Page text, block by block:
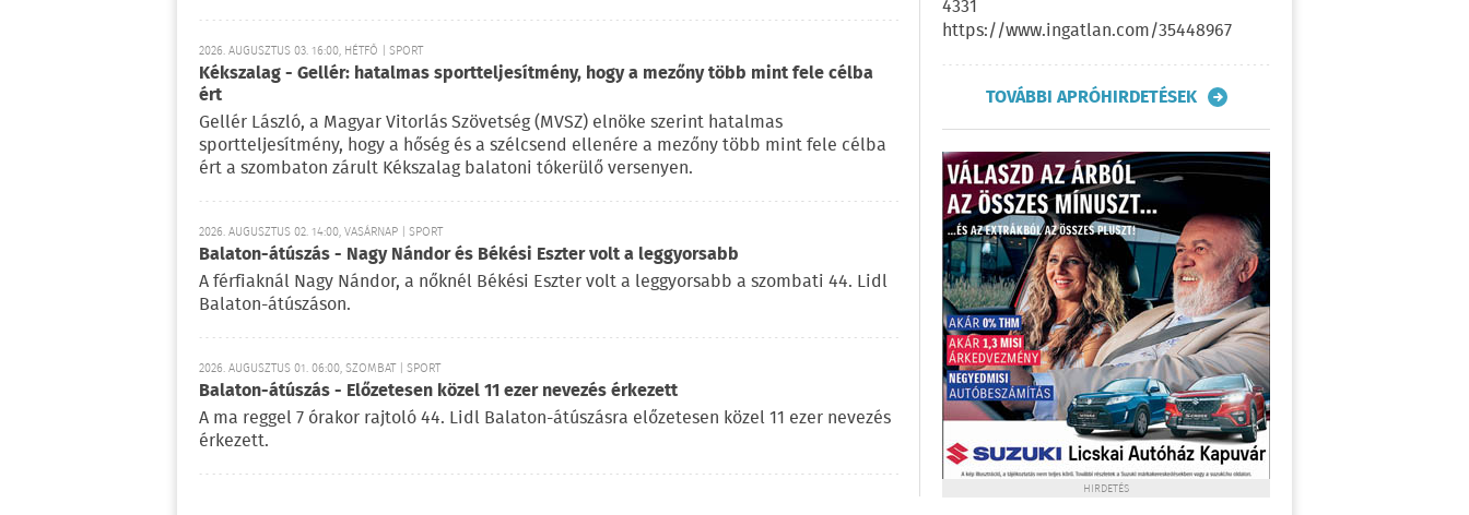
2026. AUGUSZTUS 03. 16:00, HÉTFŐ | SPORT
Kékszalag - Gellér: hatalmas sportteljesítmény, hogy a mezőny több mint fele célba
ért
Gellér László, a Magyar Vitorlás Szövetség (MVSZ) elnöke szerint hatalmas
sportteljesítmény, hogy a hőség és a szélcsend ellenére a mezőny több mint fele célba
ért a szombaton zárult Kékszalag balatoni tókerülő versenyen.
2026. AUGUSZTUS 02. 14:00, VASÁRNAP | SPORT
Balaton-átúszás - Nagy Nándor és Békési Eszter volt a leggyorsabb
A férfiaknál Nagy Nándor, a nőknél Békési Eszter volt a leggyorsabb a szombati 44. Lidl
Balaton-átúszáson.
2026. AUGUSZTUS 01. 06:00, SZOMBAT | SPORT
Balaton-átúszás - Előzetesen közel 11 ezer nevezés érkezett
A ma reggel 7 órakor rajtoló 44. Lidl Balaton-átúszásra előzetesen közel 11 ezer nevezés
érkezett.
4331
https://www.ingatlan.com/35448967
TOVÁBBI APRÓHIRDETÉSEK
HIRDETÉS